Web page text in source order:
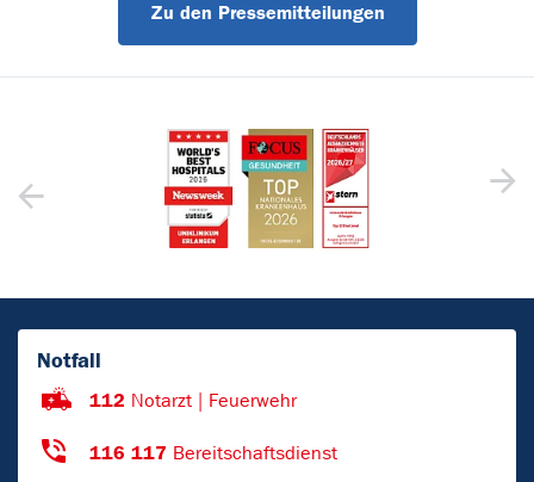
Zu den Pressemitteilungen
Notfall
112 Notarzt | Feuerwehr
116 117 Bereitschaftsdienst